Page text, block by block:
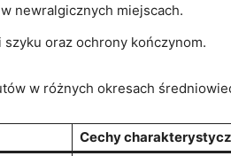
newralgicznych ⁢miejscach.
szyku ⁣oraz ochrony kończynom.
w różnych‍ okresach
Cechy​